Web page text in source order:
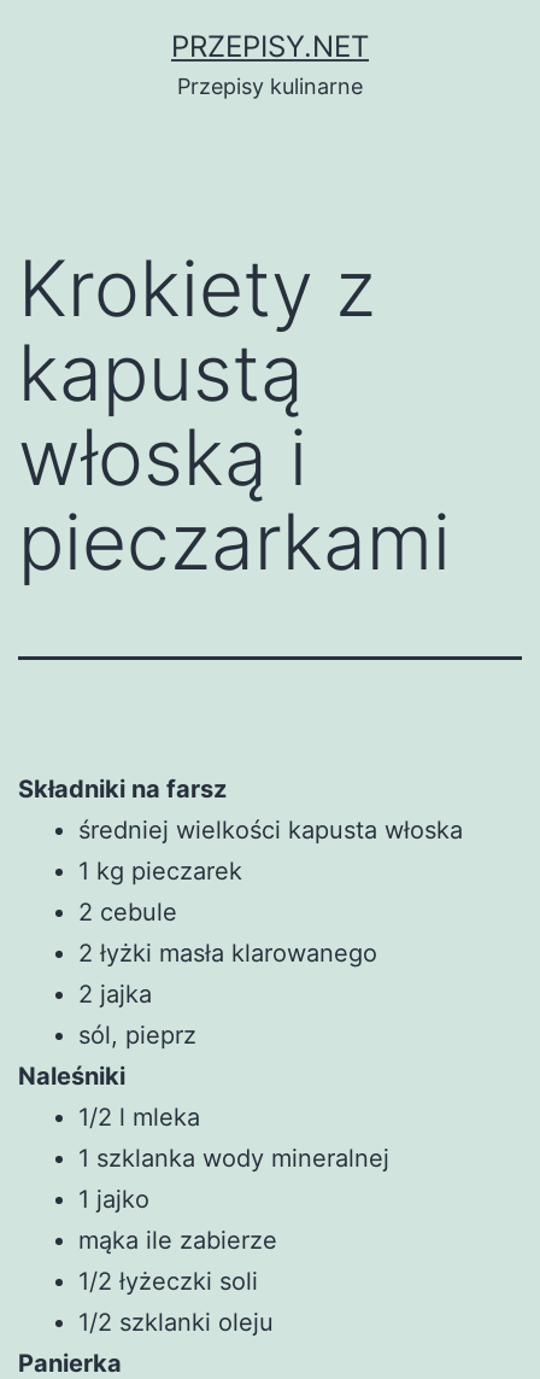
PRZEPISY.NET
Przepisy kulinarne
Krokiety z
kapustą
włoską i
pieczarkami
Składniki na farsz
średniej wielkości kapusta włoska
1 kg pieczarek
2 cebule
2 łyżki masła klarowanego
2 jajka
sól, pieprz
Naleśniki
1/2 l mleka
1 szklanka wody mineralnej
1 jajko
mąka ile zabierze
1/2 łyżeczki soli
1/2 szklanki oleju
Panierka